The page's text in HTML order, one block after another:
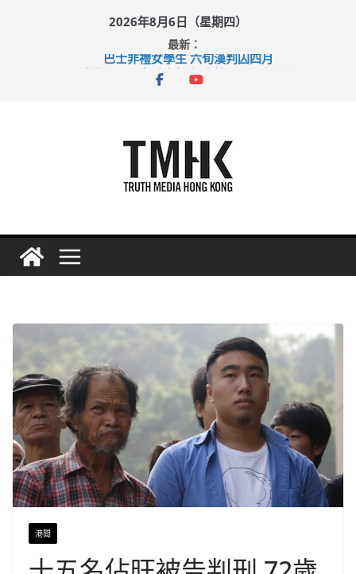
2026年8月6日（星期四）
最新：
巴士非禮女學生 六旬漢判囚四月
涉造假公屋富戶申報表 倉管員准保釋候訊
港聞